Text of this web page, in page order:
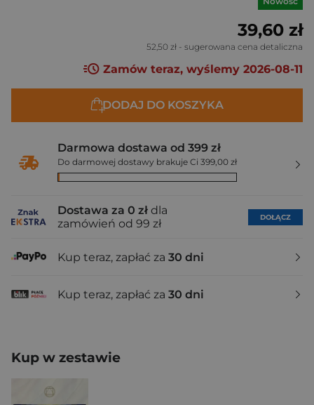
39,60 zł
52,50 zł - sugerowana cena detaliczna
Zamów teraz, wyślemy 2026-08-11
DODAJ DO KOSZYKA
Darmowa dostawa od 399 zł
Do darmowej dostawy brakuje Ci 399,00 zł
Dostawa za 0 zł dla
zamówień od 99 zł
DOŁĄCZ
Kup teraz, zapłać za 30 dni
Kup teraz, zapłać za 30 dni
Kup w zestawie